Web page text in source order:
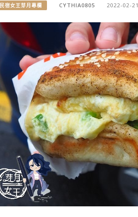
民宿女王芽月專欄 CYTHIA0805 2022-02-